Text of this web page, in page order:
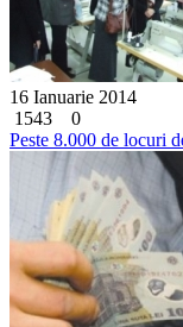
16 Ianuarie 2014
1543
0
Peste 8.000 de locuri